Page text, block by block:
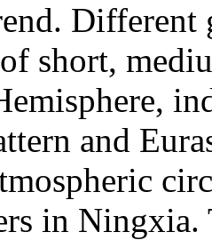
Different
short,
and
in Ningxia.